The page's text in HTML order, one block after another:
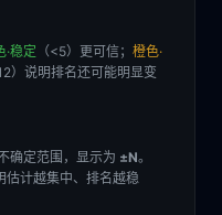
·稳定 （<5）更可信； 橙色·
）说明排名还可能明显变
确定范围，显示为 ±N。
估计越集中、排名越稳